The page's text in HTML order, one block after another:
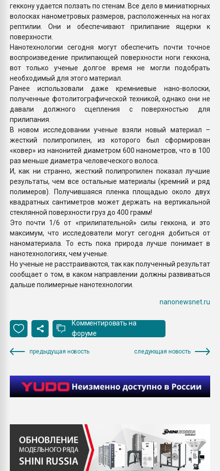
геккону удается ползать по стенам. Все дело в миниатюрных
волосках нанометровых размеров, расположенных на ногах
рептилии. Они и обеспечивают прилипание ящерки к
поверхности.
Нанотехнологии сегодня могут обеспечить почти точное
воспроизведение прилипающей поверхности ноги геккона,
вот только ученые долгое время не могли подобрать
необходимый для этого материал.
Ранее использовали даже кремниевые нано-волоски,
полученные фотолитографической техникой, однако они не
давали должного сцепления с поверхностью для
прилипания.
В новом исследовании ученые взяли новый материал –
жесткий полипропилен, из которого был сформирован
«ковер» из нанонитей диаметром 600 нанометров, что в 100
раз меньше диаметра человеческого волоса.
И, как ни странно, жесткий полипропилен показал лучшие
результаты, чем все остальные материалы (кремний и ряд
полимеров). Получившаяся пленка площадью около двух
квадратных сантиметров может держать на вертикальной
стеклянной поверхности груз до 400 грамм!
Это почти 1/6 от «прилипательной» силы геккона, и это
максимум, что исследователи могут сегодня добиться от
наноматериала. То есть пока природа лучше понимает в
нанотехнологиях, чем ученые.
Но ученые не расстраиваются, так как полученный результат
сообщает о том, в каком направлении должны развиваться
дальше полимерные нанотехнологии.
nanonewsnet.ru
Комментировать на
форуме
предыдущая новость следующая новость